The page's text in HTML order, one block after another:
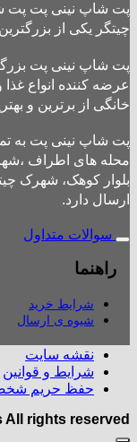
چیتگر یکی از بزرگترین
پت شاپ نینی پت
عرضه کننده انواع
خانگی از برترین و
محله های اطراف
بلوار کوهک، شهرک
ارسال دارد.
سوالات متداول
راهنما
شرایط خرید
شیوه ی ارسال
نقشه سایت
شرایط و قوانین
حفظ حریم
All rights reserved